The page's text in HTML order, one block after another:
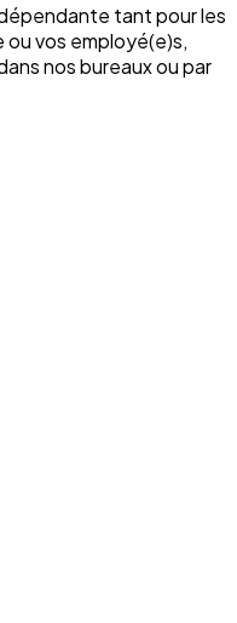
tant pour les
vos employé(e)s,
nos bureaux ou par